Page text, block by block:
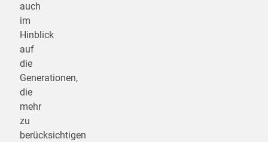
auch
im
Hinblick
auf
die
Generationen,
die
mehr
zu
berücksichtigen